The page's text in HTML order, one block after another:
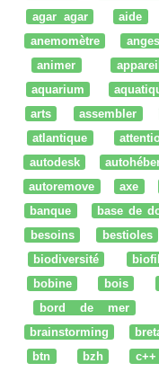
agar agar
aide
anemomètre
anges
animer
aquarium
arts
assembler
atlantique
autodesk
autoremove
axe
banque
base de
besoins
bestioles
biodiversité
bobine
bois
bord de mer
brainstorming
btn
bzh c++